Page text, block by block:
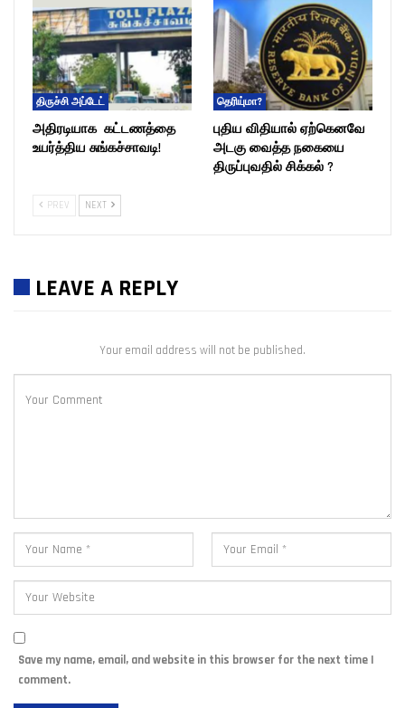
திருச்சி அப்டேட்
அதிரடியாக கட்டணத்தை
உயர்த்திய சுங்கச்சாவடி!
தெரியு்மா?
புதிய விதியால் ஏற்கெனவே
அடகு வைத்த நகையை
திருப்புவதில் சிக்கல் ?
PREV NEXT
LEAVE A REPLY
Your email address will not be published.
Save my name, email, and website in this browser for the next time I
comment.